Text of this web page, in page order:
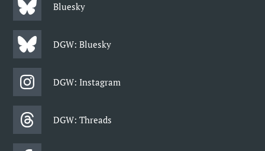
Bluesky
DGW: Bluesky
DGW: Instagram
DGW: Threads